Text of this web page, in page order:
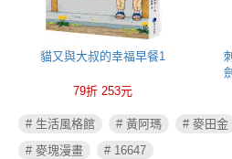
貓又與大叔的幸福早餐1
79折 253元
# 生活風格館 # 黃阿瑪 # 麥田金
# 麥塊漫畫
# 16647